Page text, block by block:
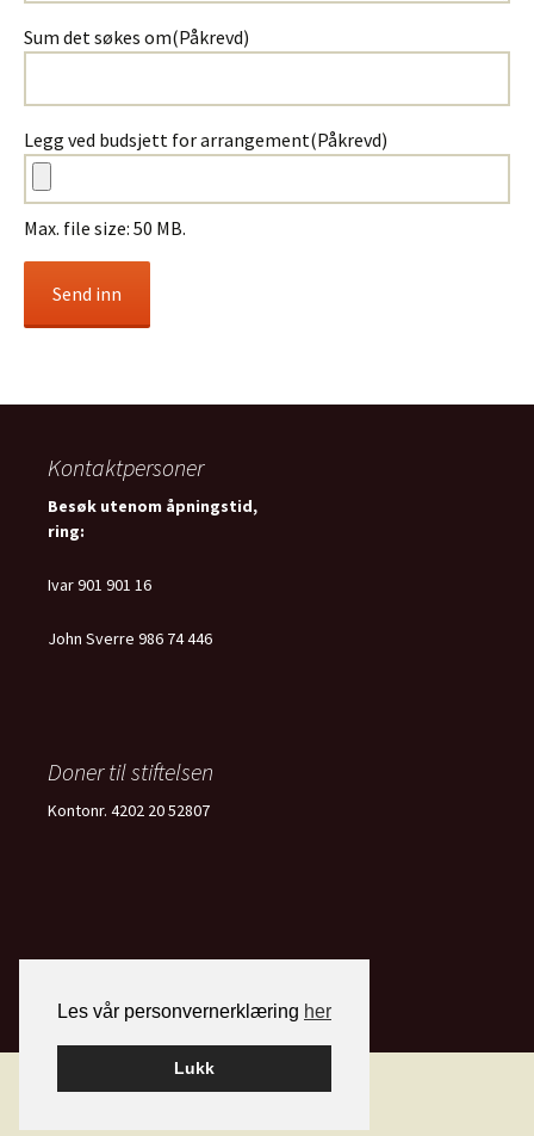
Les vår personvernerklæring her
Lukk
Sum det søkes om(Påkrevd)
Legg ved budsjett for arrangement(Påkrevd)
Max. file size: 50 MB.
Kontaktpersoner
Besøk utenom åpningstid,
ring:
Ivar 901 901 16
John Sverre 986 74 446
Doner til stiftelsen
Kontonr. 4202 20 52807